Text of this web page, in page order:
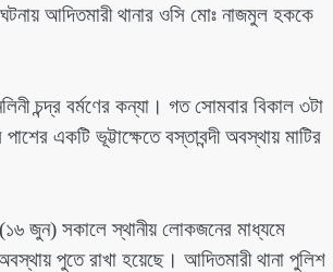
আদিতমারী থানার ওসি মোঃ নাজমুল হককে
চন্দ্র বর্মণের কন্যা। গত সোমবার বিকাল ৩টা
একটি ভূট্টাক্ষেতে বস্তাবন্দী অবস্থায় মাটির
(১৬ জুন) সকালে স্থানীয় লোকজনের মাধ্যমে
অবস্থায় পুতে রাখা হয়েছে। আদিতমারী থানা পুলিশ